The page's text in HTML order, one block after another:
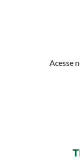
Acesse